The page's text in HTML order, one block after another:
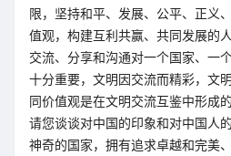
限，坚持和平、发展、公平、正义
值观，构建互利共赢、共同发展的
交流、分享和沟通对一个国家、一
十分重要，文明因交流而精彩，文
同价值观是在文明交流互鉴中形成
请您谈谈对中国的印象和对中国人
神奇的国家，拥有追求卓越和完美